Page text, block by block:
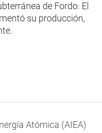
de Fordo. El
su producción,
Atómica (AIEA)